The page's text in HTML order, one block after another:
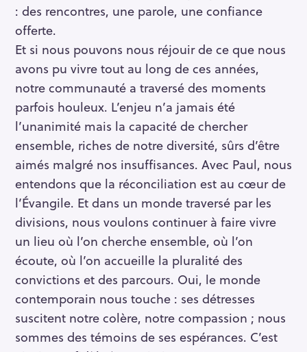
: des rencontres, une parole, une confiance
offerte.
Et si nous pouvons nous réjouir de ce que nous
avons pu vivre tout au long de ces années,
notre communauté a traversé des moments
parfois houleux. L’enjeu n’a jamais été
l’unanimité mais la capacité de chercher
ensemble, riches de notre diversité, sûrs d’être
aimés malgré nos insuffisances. Avec Paul, nous
entendons que la réconciliation est au cœur de
l’Évangile. Et dans un monde traversé par les
divisions, nous voulons continuer à faire vivre
un lieu où l’on cherche ensemble, où l’on
écoute, où l’on accueille la pluralité des
convictions et des parcours. Oui, le monde
contemporain nous touche : ses détresses
suscitent notre colère, notre compassion ; nous
sommes des témoins de ses espérances. C’est